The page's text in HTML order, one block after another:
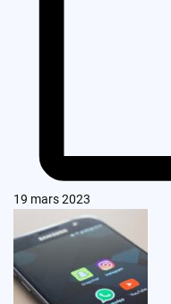
19 mars 2023